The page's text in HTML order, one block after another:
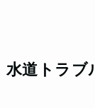
水道トラブ